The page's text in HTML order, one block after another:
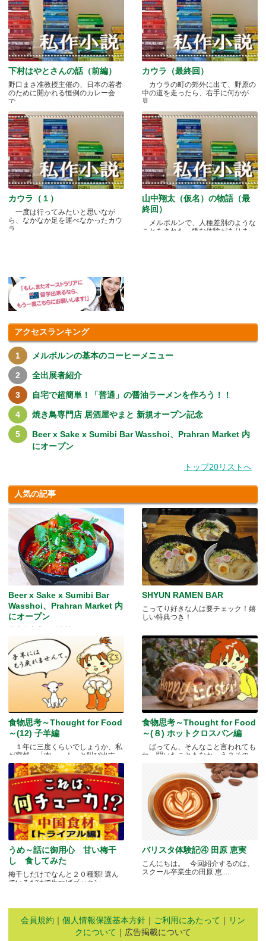
下村はやとさんの話（前編）
野口まさ准教授主催の、日本の若者
のために開かれる恒例のカレー会
で.....
カウラ（最終回）
カウラの町の郊外に出て、野原の
中の道を走ったら、右手に何かが
見.....
カウラ（１）
一度は行ってみたいと思いなが
ら、なかなか足を運べなかったカウ
ラ.....
山中翔太（仮名）の物語（最
終回）
メルボルンで、人種差別のような
ことをされた、嫌な体験がありま
アクセスランキング
メルボルンの基本のコーヒーメニュー
全出展者紹介
自宅で超簡単！「普通」の醤油ラーメンを作ろう！！
焼き鳥専門店 居酒屋やまと 新規オープン記念
Beer x Sake x Sumibi Bar Wasshoi、Prahran Market 内
にオープン
トップ20リストへ
人気の記事
Beer x Sake x Sumibi Bar
Wasshoi、Prahran Market 内
にオープン
日本食文化の発信地
SHYUN RAMEN BAR
こってり好きな人は要チェック！嬉
しい特典つき！
食物思考～Thought for Food
～(12) 子羊編
１年に三度くらいでしょうか、私
が突然、「肉～っ！」と叫び出す
瞬.....
食物思考～Thought for Food
～(８) ホットクロスバン編
ばってん、そんなこと言われても
ね、聞いたこともなか。え？その
うめ～話に御用心 甘い梅干
し 食してみた
梅干しだけでなんと２０種類! 選ん
でいるだけで生つばゴックン。 .....
バリスタ体験記④ 田原 恵実
こんにちは。 今回紹介するのは、
スクール卒業生の田原 恵.....
会員規約 ｜ 個人情報保護基本方針 ｜ ご利用にあたって ｜ リン
クについて ｜広告掲載について